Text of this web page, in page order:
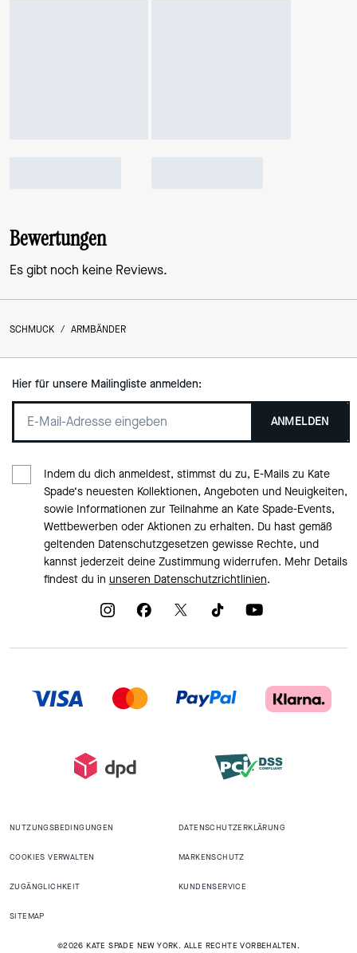
Bewertungen
Es gibt noch keine Reviews.
SCHMUCK / ARMBÄNDER
Hier für unsere Mailingliste anmelden:
ANMELDEN
Indem du dich anmeldest, stimmst du zu, E-Mails zu Kate
Spade‘s neuesten Kollektionen, Angeboten und Neuigkeiten,
sowie Informationen zur Teilnahme an Kate Spade-Events,
Wettbewerben oder Aktionen zu erhalten. Du hast gemäß
geltenden Datenschutzgesetzen gewisse Rechte, und
kannst jederzeit deine Zustimmung widerrufen. Mehr Details
findest du in unseren Datenschutzrichtlinien.
NUTZUNGSBEDINGUNGEN DATENSCHUTZERKLÄRUNG
COOKIES VERWALTEN MARKENSCHUTZ
ZUGÄNGLICHKEIT KUNDENSERVICE
SITEMAP
©2026 KATE SPADE NEW YORK. ALLE RECHTE VORBEHALTEN.